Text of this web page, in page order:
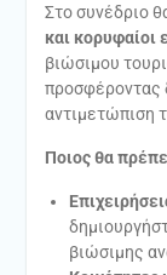
Στο συνέδριο
και κορυφαίοι
βιώσιμου
προσφέροντας
αντιμετώπιση
Ποιος θα
βιώσιμης